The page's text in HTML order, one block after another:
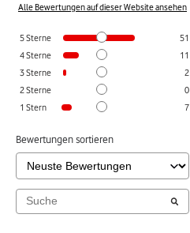
Alle Bewertungen auf dieser Website ansehen
5Sterne
51
4Sterne
11
3Sterne
2
2Sterne
0
1 Stern 7
Bewertungen sortieren